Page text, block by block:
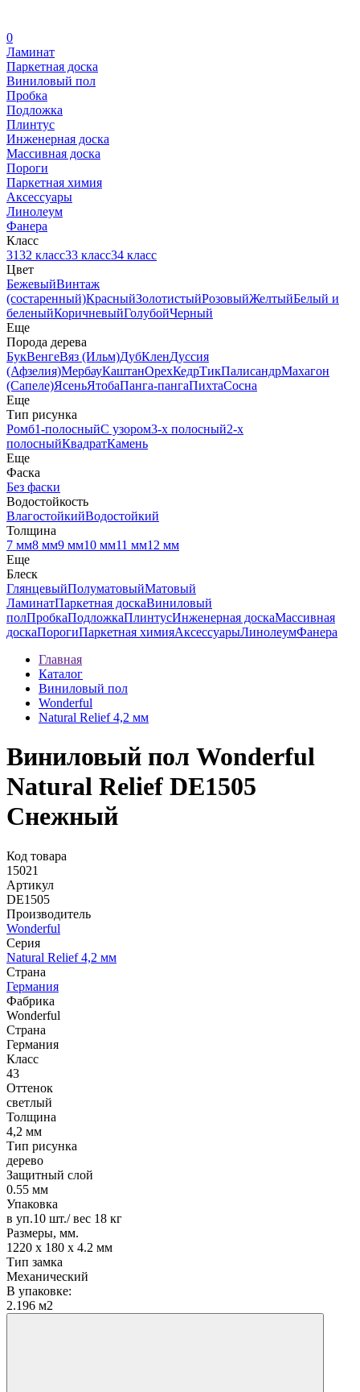
0
Ламинат
Паркетная доска
Виниловый пол
Пробка
Подложка
Плинтус
Инженерная доска
Массивная доска
Пороги
Паркетная химия
Аксессуары
Линолеум
Фанера
Класс
3132 класс33 класс34 класс
Цвет
БежевыйВинтаж
(состаренный)КрасныйЗолотистыйРозовыйЖелтыйБелый и
беленыйКоричневыйГолубойЧерный
Еще
Порода дерева
БукВенгеВяз (Ильм)ДубКленДуссия
(Афзелия)МербауКаштанОрехКедрТикПалисандрМахагон
(Сапеле)ЯсеньЯтобаПанга-пангаПихтаСосна
Еще
Тип рисунка
Ромб1-полосныйС узором3-х полосный2-х
полосныйКвадратКамень
Еще
Фаска
Без фаски
Водостойкость
ВлагостойкийВодостойкий
Толщина
7 мм8 мм9 мм10 мм11 мм12 мм
Еще
Блеск
ГлянцевыйПолуматовыйМатовый
ЛаминатПаркетная доскаВиниловый
полПробкаПодложкаПлинтусИнженерная доскаМассивная
доскаПорогиПаркетная химияАксессуарыЛинолеумФанера
Главная
Каталог
Виниловый пол
Wonderful
Natural Relief 4,2 мм
Виниловый пол Wonderful
Natural Relief DE1505
Снежный
Код товара
15021
Артикул
DE1505
Производитель
Wonderful
Серия
Natural Relief 4,2 мм
Страна
Германия
Фабрика
Wonderful
Страна
Германия
Класс
43
Оттенок
светлый
Толщина
4,2 мм
Тип рисунка
дерево
Защитный слой
0.55 мм
Упаковка
в уп.10 шт./ вес 18 кг
Размеры, мм.
1220 х 180 х 4.2 мм
Тип замка
Механический
В упаковке:
2.196 м2